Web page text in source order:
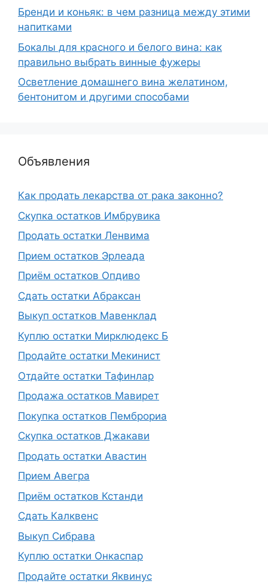
Бренди и коньяк: в чем разница между этими
напитками
Бокалы для красного и белого вина: как
правильно выбрать винные фужеры
Осветление домашнего вина желатином,
бентонитом и другими способами
Объявления
Как продать лекарства от рака законно?
Скупка остатков Имбрувика
Продать остатки Ленвима
Прием остатков Эрлеада
Приём остатков Опдиво
Сдать остатки Абраксан
Выкуп остатков Мавенклад
Куплю остатки Мирклюдекс Б
Продайте остатки Мекинист
Отдайте остатки Тафинлар
Продажа остатков Мавирет
Покупка остатков Пемброриа
Скупка остатков Джакави
Продать остатки Авастин
Прием Авегра
Приём остатков Кстанди
Сдать Калквенс
Выкуп Сибрава
Куплю остатки Онкаспар
Продайте остатки Яквинус